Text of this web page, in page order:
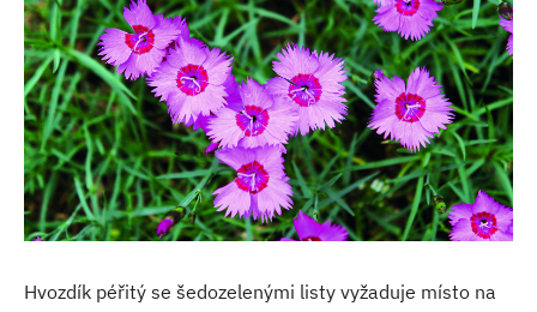
Hvozdík péřitý se šedozelenými listy vyžaduje místo na